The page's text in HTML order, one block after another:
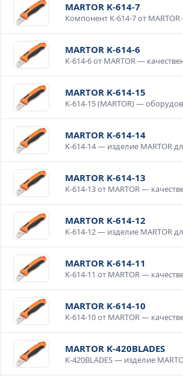
MARTOR K-614-7
MARTOR K-614-6
MARTOR K-614-15
MARTOR K-614-14
MARTOR K-614-13
MARTOR K-614-12
MARTOR K-614-11
MARTOR K-614-10
MARTOR K-420BLADES